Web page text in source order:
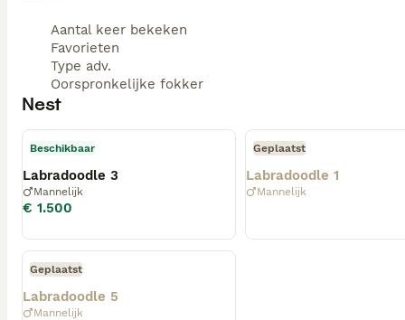
Aantal keer bekeken
Favorieten
Type adv.
Oorspronkelijke fokker
Nest
Beschikbaar
Labradoodle 3
Mannelijk
€ 1.500
Geplaatst
Labradoodle 1
Mannelijk
Geplaatst
Labradoodle 5
Mannelijk